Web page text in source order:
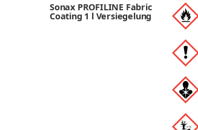
Sonax PROFILINE Fabric
Coating 1 l Versiegelung